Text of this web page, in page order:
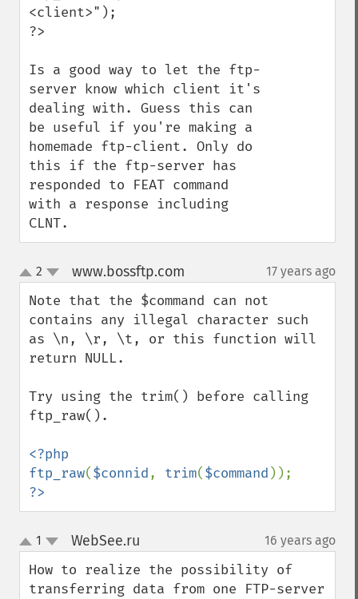
<client>");
?>
Is a good way to let the ftp-
server know which client it's
dealing with. Guess this can
be useful if you're making a
homemade ftp-client. Only do
this if the ftp-server has
responded to FEAT command
with a response including
CLNT.
up
down
2 www.bossftp.com 17 years ago
Note that the $command can not
contains any illegal character such
as \n, \r, \t, or this function will
return NULL.
Try using the trim() before calling
ftp_raw().
<?php
ftp_raw($connid, trim($command
?>
up
down
1 WebSee.ru 16 years ago
How to realize the possibility of
transferring data from one FTP-server